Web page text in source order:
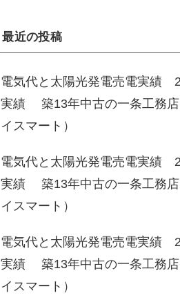
最近の投稿
電気代と太陽光発電売電実績
実績 築13年中古の一条工務店
イスマート）
電気代と太陽光発電売電実績
実績 築13年中古の一条工務店
イスマート）
電気代と太陽光発電売電実績
実績 築13年中古の一条工務店
イスマート）